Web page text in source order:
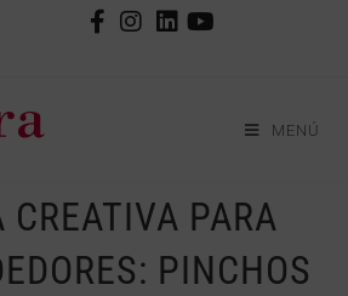
MENÚ
CREATIVA PARA
PINCHOS